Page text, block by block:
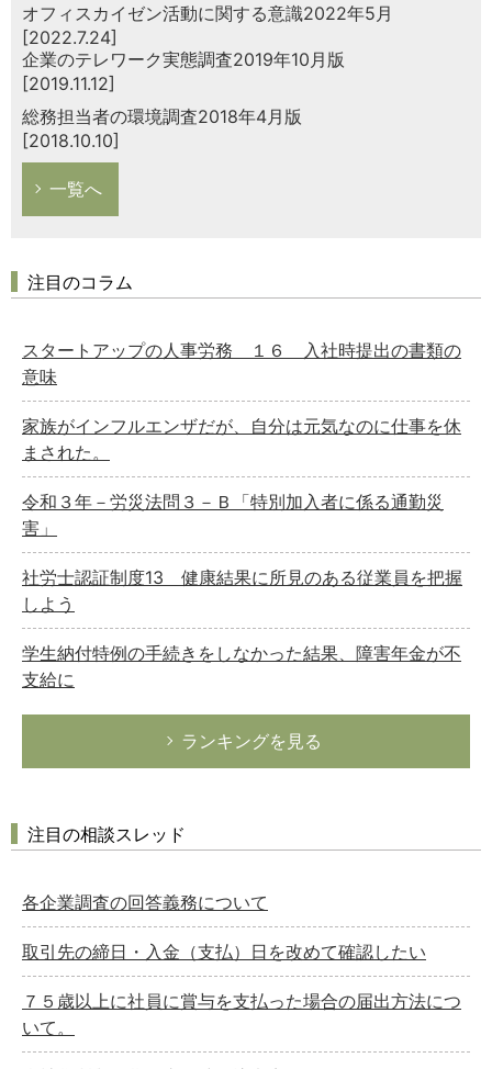
オフィスカイゼン活動に関する意識2022年5月
[2022.7.24]
企業のテレワーク実態調査2019年10月版
[2019.11.12]
総務担当者の環境調査2018年4月版
[2018.10.10]
一覧へ
注目のコラム
スタートアップの人事労務 １６ 入社時提出の書類の
意味
家族がインフルエンザだが、自分は元気なのに仕事を休
まされた。
令和３年－労災法問３－Ｂ「特別加入者に係る通勤災
害」
社労士認証制度13 健康結果に所見のある従業員を把握
しよう
学生納付特例の手続きをしなかった結果、障害年金が不
支給に
ランキングを見る
注目の相談スレッド
各企業調査の回答義務について
取引先の締日・入金（支払）日を改めて確認したい
７５歳以上に社員に賞与を支払った場合の届出方法につ
いて。